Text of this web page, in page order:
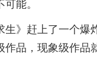
能。
生》赶上了一个爆
作品，现象级作品